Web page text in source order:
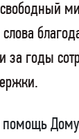
за годы
Дому